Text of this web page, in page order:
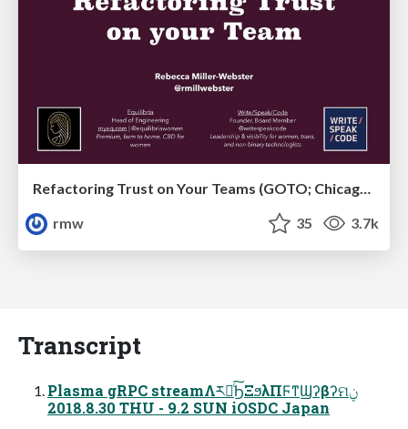
rmw
35 3.7k
Transcript
Plasma gRPC streamΛར༻ͨ͠ϦΞϧλΠϜͳϢʔβʔମݧ
2018.8.30 THU - 9.2 SUN iOSDC Japan